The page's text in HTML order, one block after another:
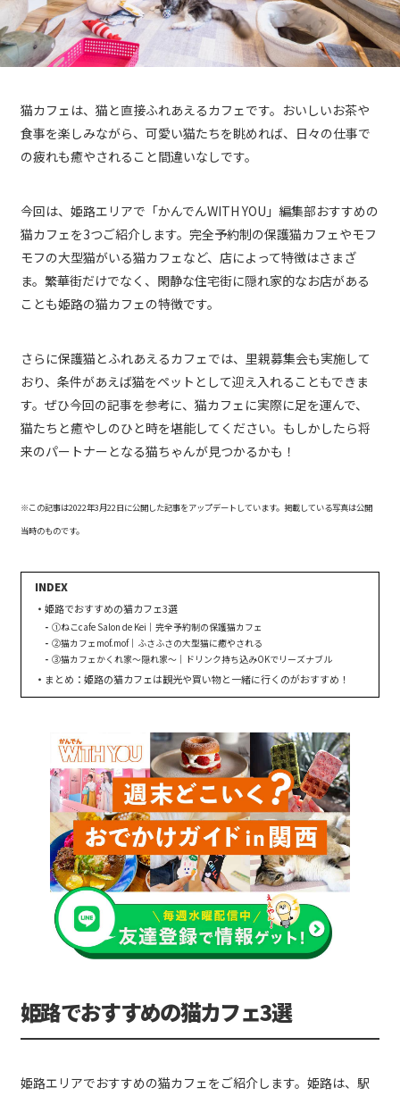
猫カフェは、猫と直接ふれあえるカフェです。おいしいお茶や
食事を楽しみながら、可愛い猫たちを眺めれば、日々の仕事で
の疲れも癒やされること間違いなしです。
今回は、姫路エリアで「かんでんWITH YOU」編集部おすすめの
猫カフェを3つご紹介します。完全予約制の保護猫カフェやモフ
モフの大型猫がいる猫カフェなど、店によって特徴はさまざ
ま。繁華街だけでなく、閑静な住宅街に隠れ家的なお店がある
ことも姫路の猫カフェの特徴です。
さらに保護猫とふれあえるカフェでは、里親募集会も実施して
おり、条件があえば猫をペットとして迎え入れることもできま
す。ぜひ今回の記事を参考に、猫カフェに実際に足を運んで、
猫たちと癒やしのひと時を堪能してください。もしかしたら将
来のパートナーとなる猫ちゃんが見つかるかも！
※この記事は2022年3月22日に公開した記事をアップデートしています。掲載している写真は公開
当時のものです。
姫路でおすすめの猫カフェ3選
①ねこcafe Salon de Kei｜完全予約制の保護猫カフェ
②猫カフェmof.mof｜ふさふさの大型猫に癒やされる
③猫カフェかくれ家〜隠れ家〜｜ドリンク持ち込みOKでリーズナブル
まとめ：姫路の猫カフェは観光や買い物と一緒に行くのがおすすめ！
姫路でおすすめの猫カフェ3選
姫路エリアでおすすめの猫カフェをご紹介します。姫路は、駅